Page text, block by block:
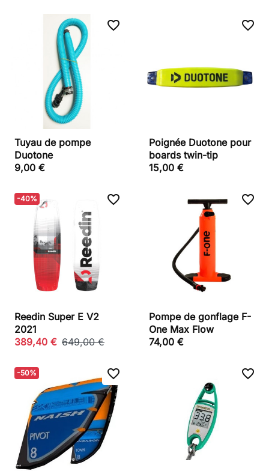
favorite_border
Tuyau de pompe
Duotone
9,00 €
favorite_border
Poignée Duotone pour
boards twin-tip
15,00 €
-40% favorite_border
Reedin Super E V2
2021
389,40 € 649,00 €
favorite_border
Pompe de gonflage F-
One Max Flow
74,00 €
-50% favorite_border favorite_border